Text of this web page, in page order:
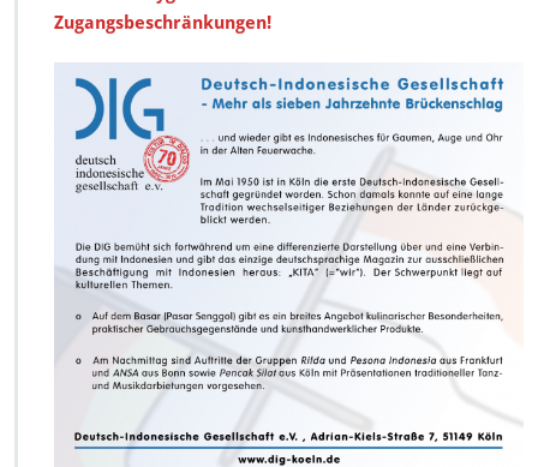
Zugangsbeschränkungen!